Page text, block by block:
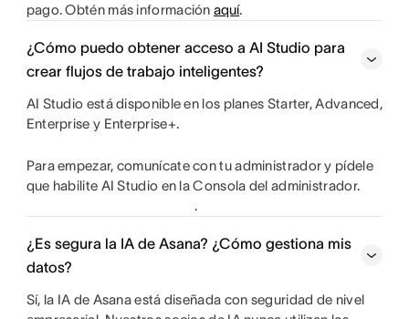
pago. Obtén más informaciónaquí.
¿Cómo puedo obtener acceso a AI Studio para
crear flujos de trabajo inteligentes?
AI Studio está disponible en los planes Starter, Advanced,
Enterprise y Enterprise+.
Para empezar, comunícate con tu administrador y pídele
que habilite AI Studio en la Consola del administrador.
.
¿Es segura la IA de Asana? ¿Cómo gestiona mis
datos?
Sí, la IA de Asana está diseñada con seguridad de nivel